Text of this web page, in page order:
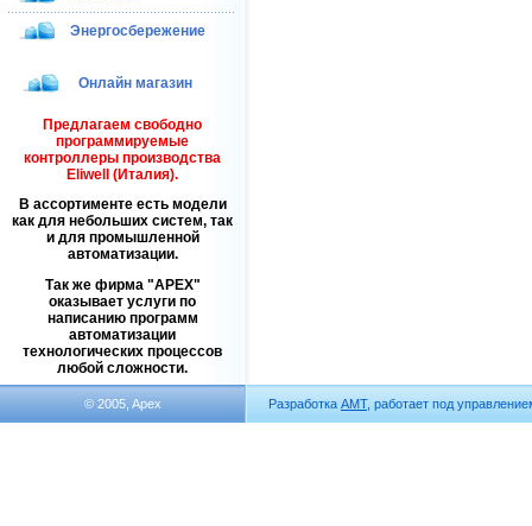
Энергосбережение
Онлайн магазин
Предлагаем свободно
программируемые
контроллеры производства
Eliwell (Италия).
В ассортименте есть модели
как для небольших систем, так
и для промышленной
автоматизации.
Так же фирма
APEX
оказывает услуги по
написанию программ
автоматизации
технологических процессов
любой сложности.
© 2005, Apex Разработка АМТ, работает под